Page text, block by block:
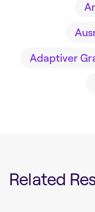
Adaptiver
Related